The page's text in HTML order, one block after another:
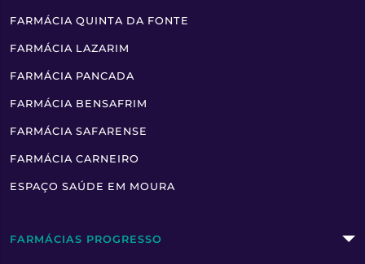
FARMÁCIA QUINTA DA FONTE
FARMÁCIA LAZARIM
FARMÁCIA PANCADA
FARMÁCIA BENSAFRIM
FARMÁCIA SAFARENSE
FARMÁCIA CARNEIRO
ESPAÇO SAÚDE EM MOURA
FARMÁCIAS PROGRESSO